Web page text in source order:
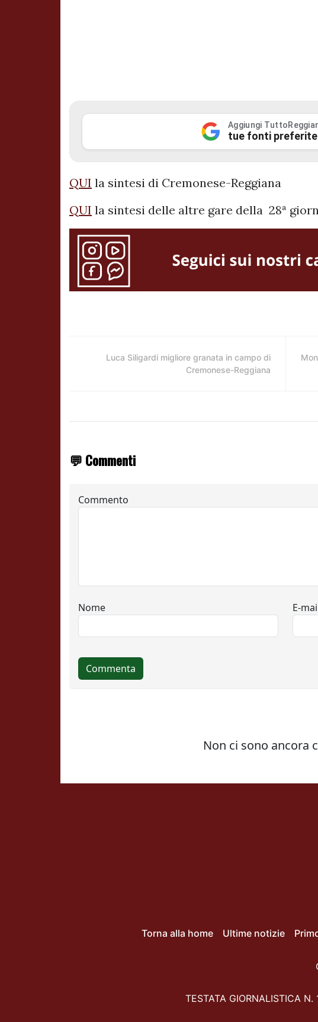
Aggiungi
tue fonti preferite
QUI la sintesi di Cremonese-Reggiana
QUI la sintesi delle altre gare della 28ª
Luca Siligardi migliore granata in campo di
Cremonese-Reggiana
💬 Commenti
Torna alla home Ultime notizie
TESTATA GIORNALISTICA